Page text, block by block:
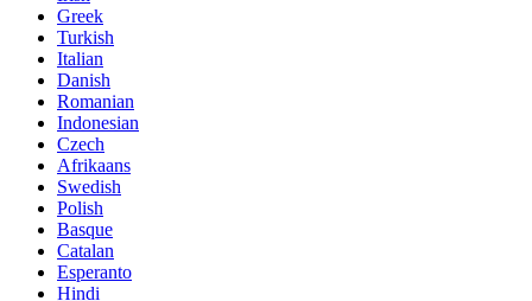
Greek
Turkish
Italian
Danish
Romanian
Indonesian
Czech
Afrikaans
Swedish
Polish
Basque
Catalan
Esperanto
Hindi